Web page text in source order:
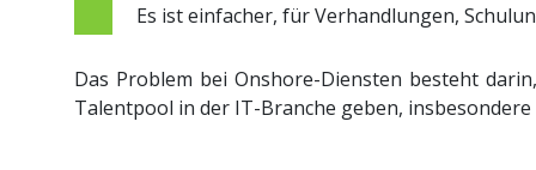
Es ist einfacher, für Verhandlungen,
Das Problem bei Onshore-Diensten besteht
Talentpool in der IT-Branche geben,